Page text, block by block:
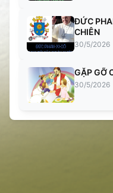
ĐỨC
CHIÊN
30/5/2026
GẶP GỠ
30/5/2026